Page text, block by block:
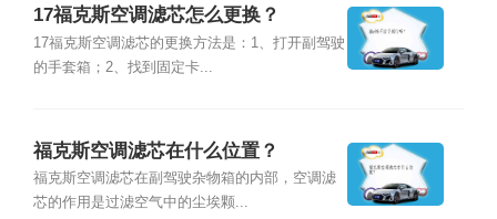
17福克斯空调滤芯怎么更换？
17福克斯空调滤芯的更换方法是：1、打开副驾驶
的手套箱；2、找到固定卡...
福克斯空调滤芯在什么位置？
福克斯空调滤芯在副驾驶杂物箱的内部，空调滤
芯的作用是过滤空气中的尘埃颗...